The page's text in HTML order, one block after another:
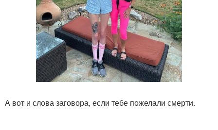
А вот и слова заговора, если тебе пожелали смерти.